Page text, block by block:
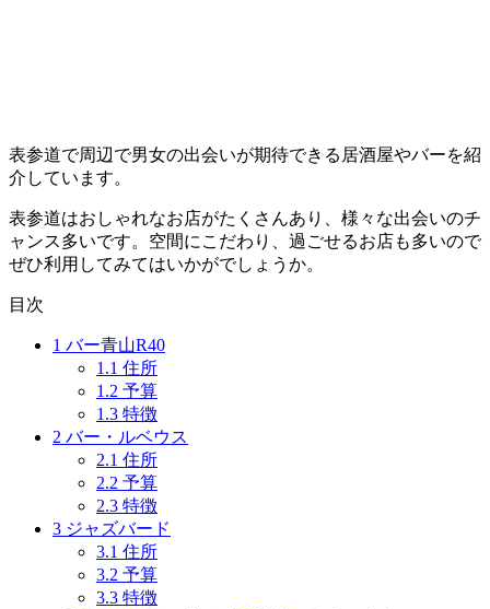
表参道で周辺で男女の出会いが期待できる居酒屋やバーを紹
介しています。
表参道はおしゃれなお店がたくさんあり、様々な出会いのチ
ャンス多いです。空間にこだわり、過ごせるお店も多いので
ぜひ利用してみてはいかがでしょうか。
目次
1 バー青山R40
1.1 住所
1.2 予算
1.3 特徴
2 バー・ルベウス
2.1 住所
2.2 予算
2.3 特徴
3 ジャズバード
3.1 住所
3.2 予算
3.3 特徴